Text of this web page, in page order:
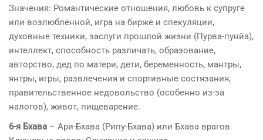
Значения: Романтические отношения, любовь к супруге
или возлюбленной, игра на бирже и спекуляции,
духовные техники, заслуги прошлой жизни (Пурва-пунйа),
интеллект, способность различать, образование,
авторство, дед по матери, дети, беременность, мантры,
янтры, игры, развлечения и спортивные состязания,
правительственное недовольство (особенно из-за
налогов), живот, пищеварение.
6-я Бхава – Ари-Бхава (Рипу-Бхава) или Бхава врагов